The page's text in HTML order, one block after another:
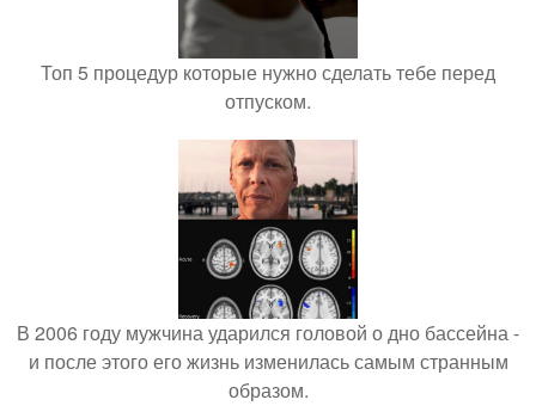
Топ 5 процедур которые нужно сделать тебе перед
отпуском.
В 2006 году мужчина ударился головой о дно бассейна -
и после этого его жизнь изменилась самым странным
образом.